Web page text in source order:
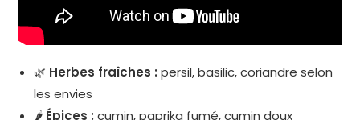
🌿 Herbes fraîches : persil, basilic, coriandre selon
les envies
🌶️ Épices : cumin, paprika fumé, cumin doux